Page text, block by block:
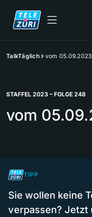
TalkTäglich vom 05.09.2023
STAFFEL 2023 – FOLGE 248
vom
TIPP
Sie wollen keine
verpassen? Jetzt